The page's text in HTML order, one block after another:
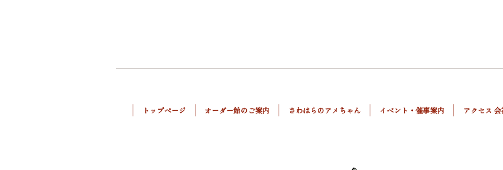
トップページ オーダー飴のご案内 さわはらのアメちゃん イベント・催事案内 アクセス